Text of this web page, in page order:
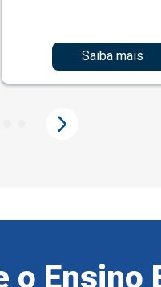
Saiba mais
o Ensino